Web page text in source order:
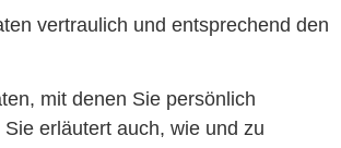
vertraulich und entsprechend den
mit denen Sie persönlich
erläutert auch, wie und zu